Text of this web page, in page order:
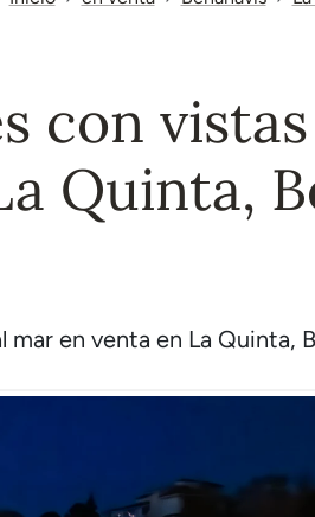
con
Quinta,
en venta en La Quinta,